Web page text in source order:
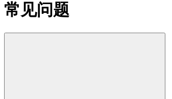
常见问题